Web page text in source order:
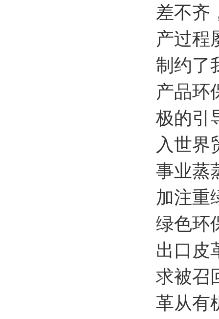
差不齐
产过程
制约了
产品环
极的引
入世界
事业蒸
加注重
绿色环
出口皮
求被召
革从有